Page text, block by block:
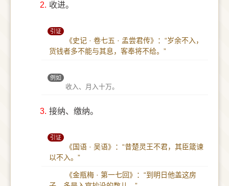
2. 收进。
引证
《史记 · 卷七五 · 孟尝君传》：“岁余不入，
货钱者多不能与其息，客奉将不给。”
例如
收入、月入十万。
3. 接纳、缴纳。
引证
《国语 · 吴语》：“昔楚灵王不君，其臣箴谏
以不入。”
《金瓶梅 · 第一七回》：“到明日他盖这房